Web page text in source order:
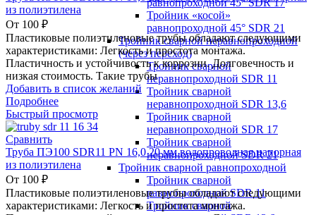
равнопроходной 45° SDR 17
Тройник «косой»
равнопроходной 45° SDR 21
Тройник сварной неравнопроходной
(через переход)
Тройник сварной
неравнопроходной SDR 11
Тройник сварной
неравнопроходной SDR 13,6
Тройник сварной
неравнопроходной SDR 17
Тройник сварной
неравнопроходной SDR 21
Тройник сварной равнопроходной
Тройник сварной
равнопроходной SDR 11
Тройник сварной
из полиэтилена
От 100 ₽
Пластиковые полиэтиленовые трубы обладают следующими
характеристиками: Легкость и простота монтажа.
Пластичность и устойчивость к коррозии. Долговечность и
низкая стоимость. Такие трубы
Добавить в список желаний
Подробнее
Быстрый просмотр
Сравнить
Труба ПЭ100 SDR11 PN 16,0 20 мм водопроводная напорная
из полиэтилена
От 100 ₽
Пластиковые полиэтиленовые трубы обладают следующими
характеристиками: Легкость и простота монтажа.